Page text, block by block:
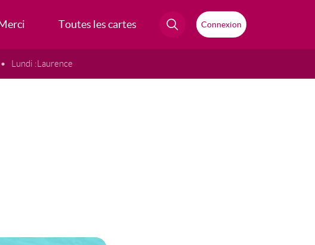
Toutes les cartes Connexion
Lundi :Laurence